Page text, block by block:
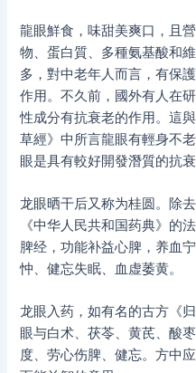
龍眼鮮食，味甜美爽口，且
物、蛋白質、多種氨基酸和
多，對中老年人而言，有保
作用。不久前，國外有人在
性成分有抗衰老的作用。這
草經》中所言龍眼有輕身不
眼是具有較好開發潛質的抗衰
龙眼晒干后又称为桂圆。除
《中华人民共和国药典》的
脾经，功能补益心脾，养血
忡、健忘失眠、血虚萎黄。
龙眼入药，如有名的古方《
眼与白术、茯苓、黄芪、酸
度、劳心伤脾、健忘。方中